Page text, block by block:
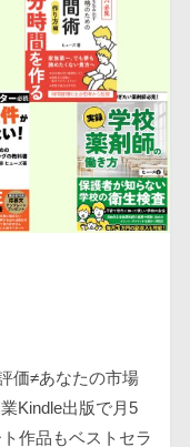
価≠あなたの市場
Kindle出版で月5
作品もベストセラ